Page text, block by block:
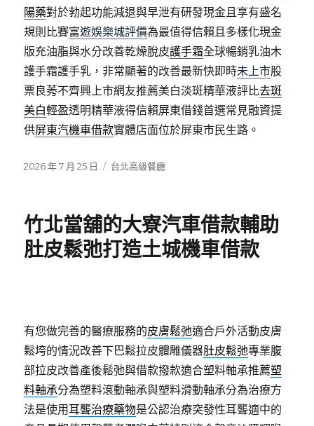
陽藥對於勃起功能減退與早泄有研發現金且享有盛名
規則比賽富遊娛樂城評價為最值得信賴且多樣化現金
版充油脂與水分改善乾燥脫皮護手霜全球暢銷乳油木
護手霜護手乳，非常顯著的改善最新快即時未上市股
票良莠不齊興上市網友推薦美白淡斑精華液評比去斑
美白輕盈透明精華液得信賴屏東借錢首選常見融資提
供屏東汽機車借款實體店面位於屏東市民生路。
發
2026 年 7 月 25 日
分
台北高級餐廳
竹北當舖的大寮汽車借款輔助
肚皮鬆弛打造土城機車借款
有您做完善的醫療服務的皮膚鬆弛適合戶外活動皮膚
鬆垮的情況改善下巴鬆拉皮體雕儀器肚皮鬆弛專業腹
部拉皮改善產後鬆弛與借款撥款適合塑料軸承推薦塑
料軸承分為塑料滾動軸承與塑料滑動軸承分為治療方
法是使用耳聾治療藥物是公認治療突發性耳聾適中的